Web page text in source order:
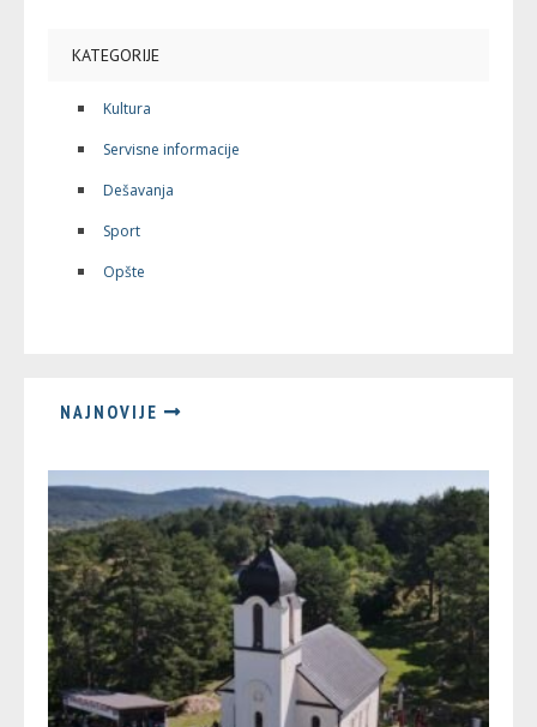
KATEGORIJE
Kultura
Servisne informacije
Dešavanja
Sport
Opšte
NAJNOVIJE